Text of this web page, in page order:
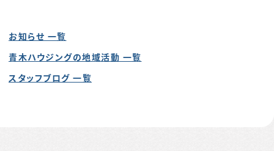
お知らせ 一覧
青木ハウジングの地域活動 一覧
スタッフブログ 一覧